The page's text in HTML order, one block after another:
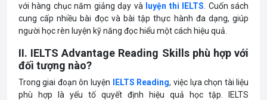
với hàng chục năm giảng dạy và
luyện thi IELTS . Cuốn sách
cung cấp nhiều bài đọc và bài tập thực hành đa dạng, giúp
người học rèn luyện kỹ năng đọc hiểu một cách hiệu quả.
II. IELTS Advantage Reading Skills phù hợp với
đối tượng nào?
Trong giai đoạn ôn luyện IELTS Reading, việc lựa chọn tài liệu
phù hợp là yếu tố quyết định hiệu quả học tập. IELTS